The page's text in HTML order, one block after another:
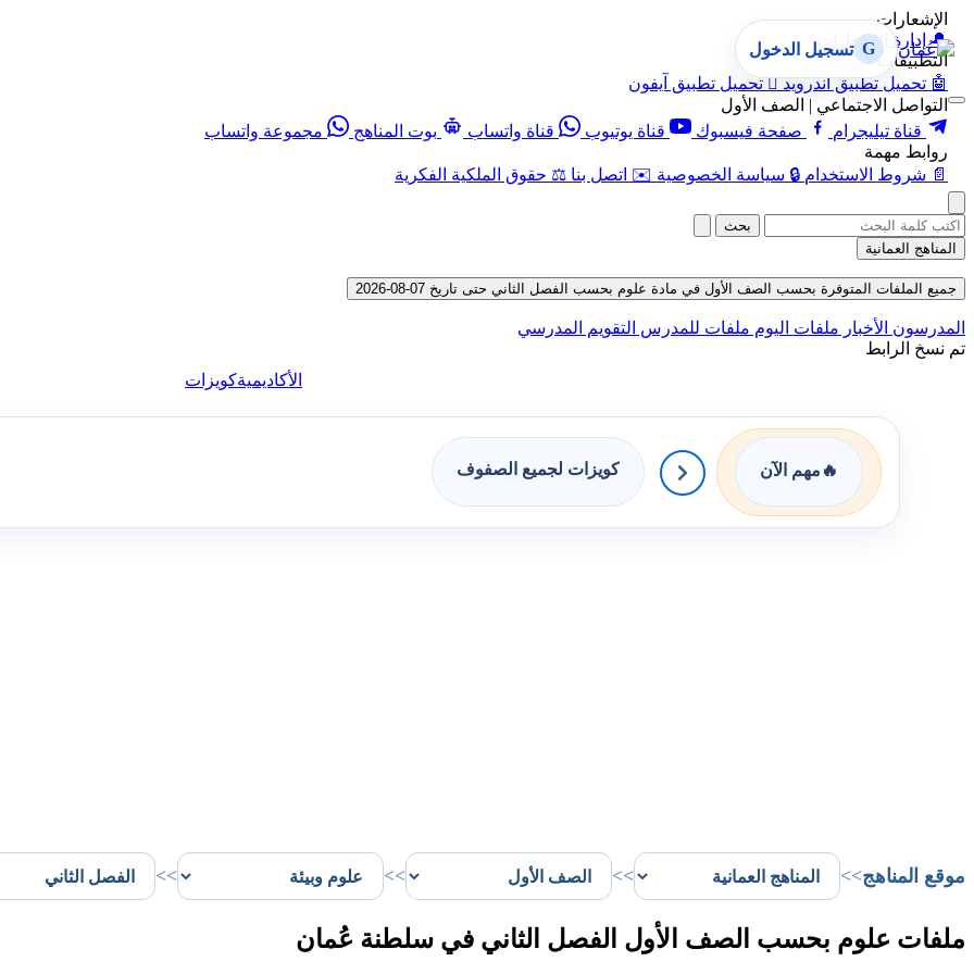
الإشعارات
🔔 إدارة الإشعارات
التطبيقات
🤖 تحميل تطبيق أندرويد  تحميل تطبيق آيفون
التواصل الاجتماعي | الصف الأول
قناة تيليجرام
صفحة فيسبوك قناة يوتيوب قناة واتساب بوت المناهج
مجموعة واتساب
روابط مهمة
📄 شروط الاستخدام 🔒 سياسة الخصوصية ✉️ اتصل بنا ⚖️ حقوق الملكية الفكرية
G تسجيل الدخول
بحث
المناهج العمانية
جميع الملفات المتوفرة بحسب الصف الأول في مادة علوم بحسب الفصل الثاني حتى تاريخ 07-08-2026
المدرسون الأخبار ملفات اليوم ملفات للمدرس التقويم المدرسي
تم نسخ الرابط
الأكاديميةكويزات
🔥 مهم الآن كويزات لجميع الصفوف
موقع المناهج>>
>>
>>
>>
ملفات علوم بحسب الصف الأول الفصل الثاني في سلطنة عُمان